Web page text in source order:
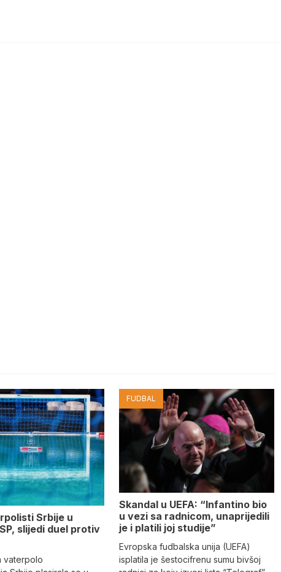
Srbije u
slijedi duel protiv
vaterpolo
FUDBAL
Skandal u UEFA: “Infantino bio
u vezi sa radnicom, unaprijedili
je i platili joj studije”
Evropska fudbalska unija (UEFA)
isplatila je šestocifrenu sumu bivšoj